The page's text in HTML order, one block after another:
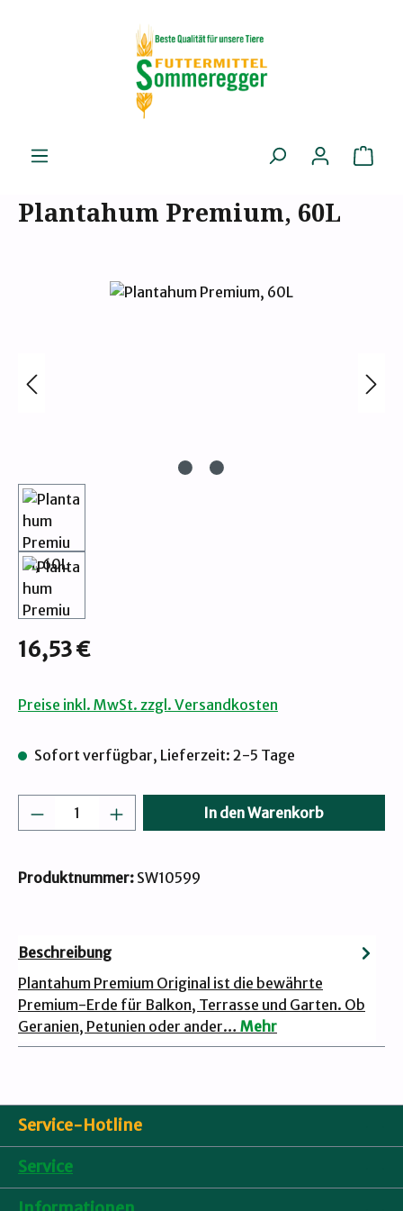
Zum Hauptinhalt springen
Plantahum Premium, 60L
Bildergalerie überspringen
Regulärer Preis:
16,53 €
Preise inkl. MwSt. zzgl. Versandkosten
Sofort verfügbar, Lieferzeit: 2-5 Tage
Produkt Anzahl: Gib den gewünschten
In den Warenkorb
Produktnummer: SW10599
Beschreibung
Plantahum Premium Original ist die bewährte
Premium-Erde für Balkon, Terrasse und Garten. Ob
Geranien, Petunien oder ander… Mehr
Service-Hotline
Service